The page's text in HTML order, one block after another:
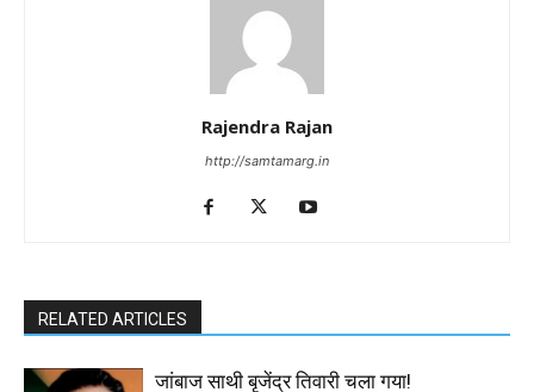
Rajendra Rajan
http://samtamarg.in
RELATED ARTICLES
जांबाज साथी बृजेंद्र तिवारी चला गया!